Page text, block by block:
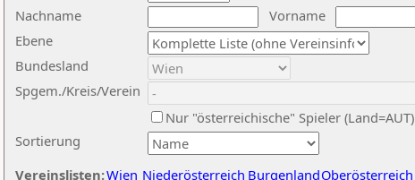
Nachname
Vorname
Ebene
Sortierung
Bundesland
Spgem./Kreis/Verein
Nur "österreichische" Spieler (Land=AUT)
Vereinslisten:Wien Niederösterreich BurgenlandOberösterreich